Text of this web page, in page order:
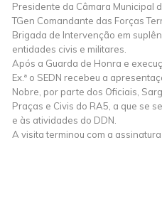
Presidente da Câmara Municipal
TGen Comandante das Forças
Brigada de Intervenção em
entidades civis e militares.
Após a Guarda de Honra e
Ex.ª o SEDN recebeu a
Nobre, por parte dos Oficiais,
Praças e Civis do RA5, a que se
e às atividades do DDN.
A visita terminou com a